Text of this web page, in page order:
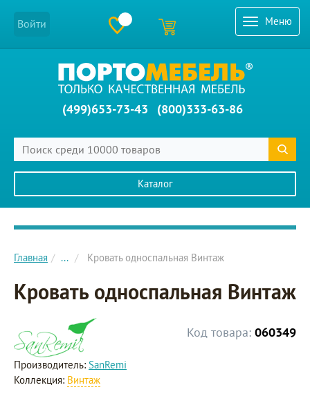
Меню
Войти
(499)653-73-43 (800)333-63-86
Каталог
Главное меню сайта
Главная ... Кровать односпальная Винтаж
Кровать односпальная Винтаж
Код товара: 060349
Производитель: SanRemi
Коллекция: Винтаж